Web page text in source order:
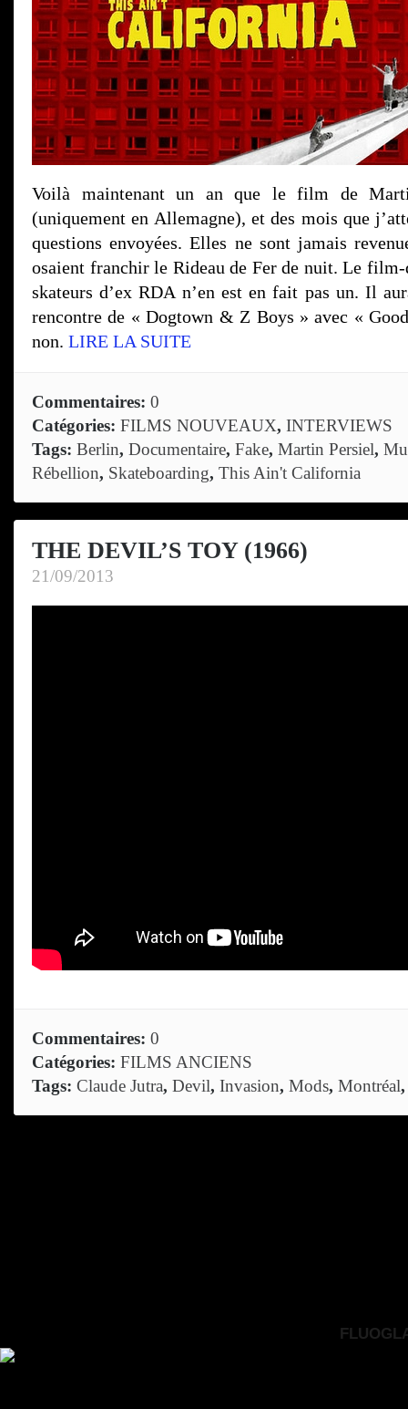
Voilà maintenant un an que le film de
(uniquement en Allemagne), et des mois que
questions envoyées. Elles ne sont jamais
osaient franchir le Rideau de Fer de nuit. Le
skateurs d’ex RDA n’en est en fait pas un. Il
rencontre de « Dogtown & Z Boys » avec «
non. LIRE LA SUITE
Commentaires: 0
Catégories: FILMS NOUVEAUX, INTERVIEWS
Tags: Berlin, Documentaire, Fake, Martin Persiel,
Rébellion, Skateboarding, This Ain't California
THE DEVIL’S TOY (1966)
21/09/2013
Commentaires: 0
Catégories: FILMS ANCIENS
Tags: Claude Jutra, Devil, Invasion, Mods, Montréal